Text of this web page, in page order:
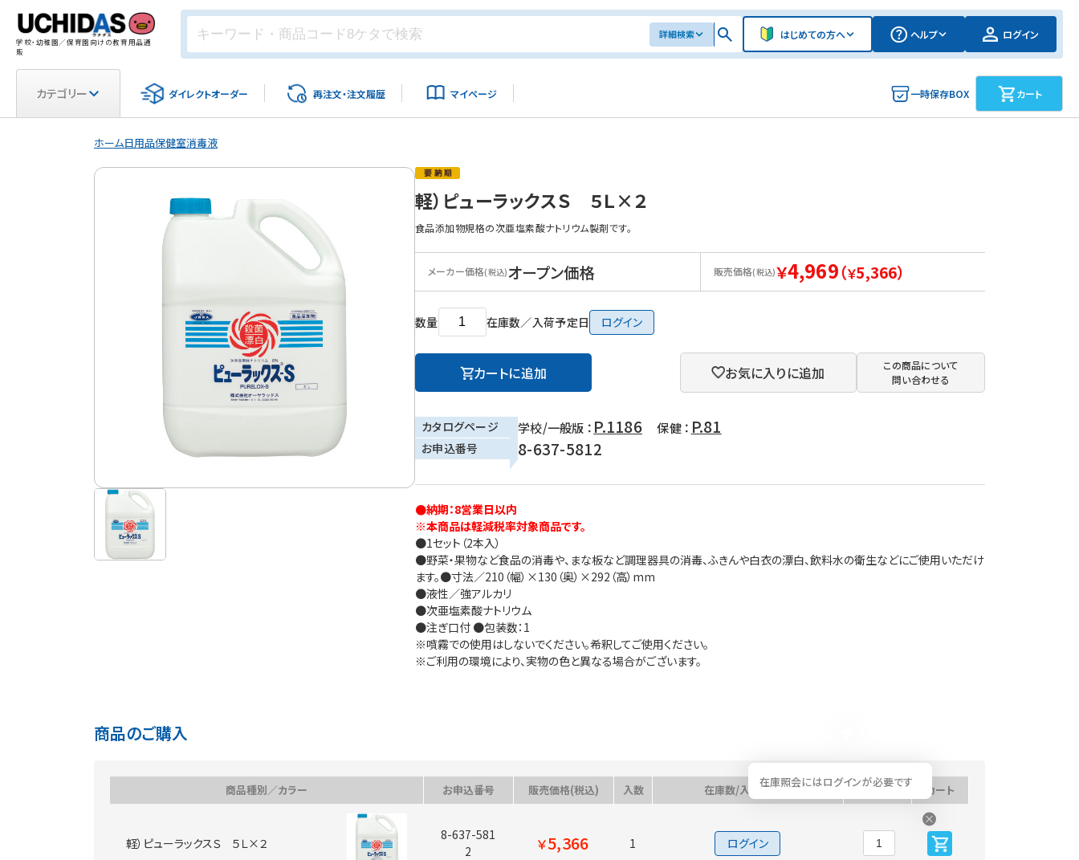
学校・幼稚園／保育園向けの教育用品通
販
詳細検索 はじめての方へ ヘルプ ログイン
カテゴリー ダイレクトオーダー 再注文・注文履歴 マイページ 一時保存BOX カート
ホーム日用品保健室消毒液
軽）ピューラックスＳ ５Ｌ×２
食品添加物規格の次亜塩素酸ナトリウム製剤です。
メーカー価格(税込)オープン価格 販売価格(税込)￥4,969（￥5,366）
数量 在庫数／入荷予定日 ログイン
カートに追加 お気に入りに追加
この商品について
問い合わせる
カタログページ 学校/一般版 ： P.1186保健 ： P.81
お申込番号 8-637-5812
●納期：8営業日以内
※本商品は軽減税率対象商品です。
●1セット（2本入）
●野菜・果物など食品の消毒や、まな板など調理器具の消毒、ふきんや白衣の漂白、飲料水の衛生などにご使用いただけ
ます。●寸法／210（幅）×130（奥）×292（高）mm
●液性／強アルカリ
●次亜塩素酸ナトリウム
●注ぎ口付 ●包装数：1
※噴霧での使用はしないでください。希釈してご使用ください。
※ご利用の環境により、実物の色と異なる場合がございます。
商品のご購入
商品種別／カラー お申込番号 販売価格(税込) 入数 在庫数/入荷予定日
在庫照会にはログインが必要です
数量 カート
軽）ピューラックスＳ ５Ｌ×２
8-637-581
2
￥5,366 1 ログイン